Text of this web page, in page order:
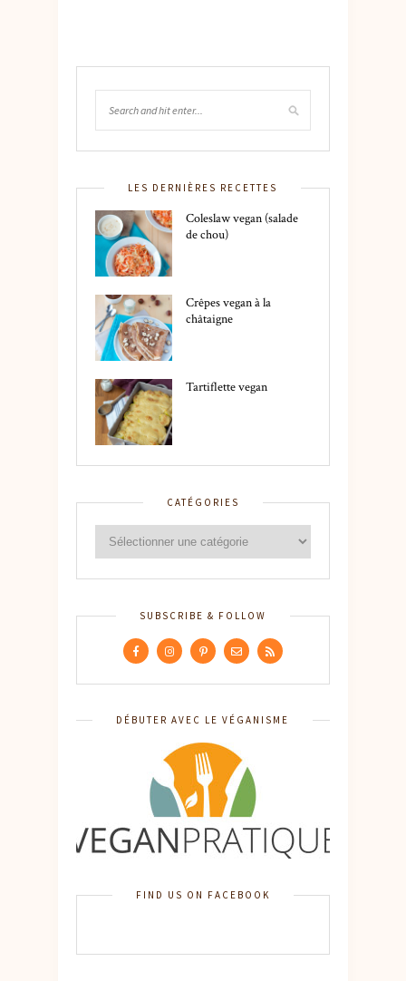
LES DERNIÈRES RECETTES
Coleslaw vegan (salade
de chou)
Crêpes vegan à la
châtaigne
Tartiflette vegan
CATÉGORIES
SUBSCRIBE & FOLLOW
DÉBUTER AVEC LE VÉGANISME
FIND US ON FACEBOOK